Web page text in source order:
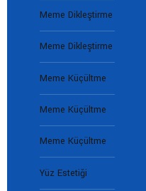
Meme Dikleştirme
Meme Dikleştirme
Meme Küçültme
Meme Küçültme
Meme Küçültme
Yüz Estetiği